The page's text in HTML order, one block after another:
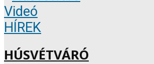
Videó
HÍREK
HÚSVÉTVÁRÓ